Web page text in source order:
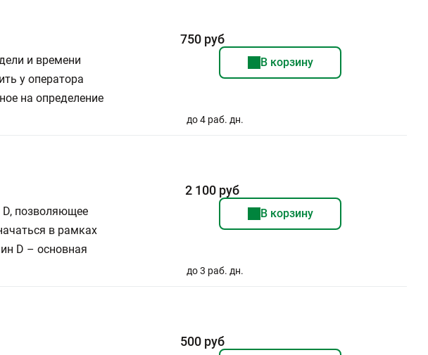
и времени
у оператора
на определение
750 руб
В корзину
до 4 раб. дн.
позволяющее
в рамках
D – основная
2 100 руб
В корзину
до 3 раб. дн.
500 руб